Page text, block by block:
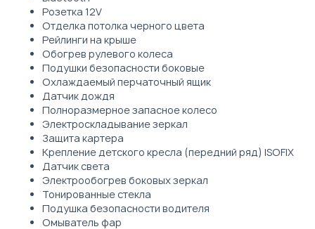
Розетка 12V
Отделка потолка черного цвета
Рейлинги на крыше
Обогрев рулевого колеса
Подушки безопасности боковые
Охлаждаемый перчаточный ящик
Датчик дождя
Полноразмерное запасное колесо
Электроскладывание зеркал
Защита картера
Крепление детского кресла (передний ряд) ISOFIX
Датчик света
Электрообогрев боковых зеркал
Тонированные стекла
Подушка безопасности водителя
Омыватель фар